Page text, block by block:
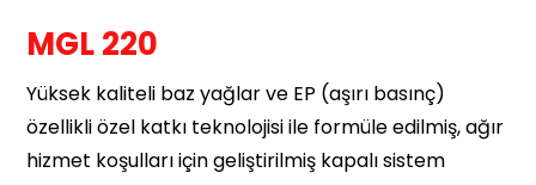
MGL 220
Yüksek kaliteli baz yağlar ve EP (aşırı basınç)
özellikli özel katkı teknolojisi ile formüle edilmiş, ağır
hizmet koşulları için geliştirilmiş kapalı sistem